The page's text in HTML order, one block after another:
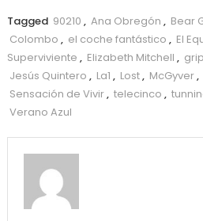
Tagged 90210 , Ana Obregón , Bear
Colombo , el coche fantástico , El
Superviviente , Elizabeth Mitchell ,
Jesús Quintero , La1 , Lost, McGyver,
Sensación de Vivir, telecinco ,
Verano Azul